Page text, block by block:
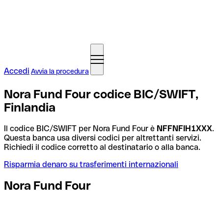
Accedi Avvia la procedura
Nora Fund Four codice BIC/SWIFT,
Finlandia
Il codice BIC/SWIFT per Nora Fund Four è NFFNFIH1XXX.
Questa banca usa diversi codici per altrettanti servizi.
Richiedi il codice corretto al destinatario o alla banca.
Risparmia denaro su trasferimenti internazionali
Nora Fund Four